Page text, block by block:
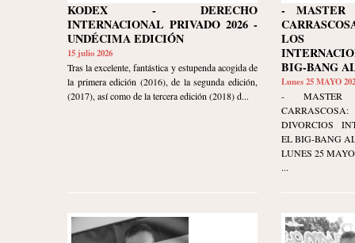
KODEX - DERECHO
INTERNACIONAL PRIVADO 2026 -
UNDÉCIMA EDICIÓN
15 julio 2026
Tras la excelente, fantástica y estupenda acogida de
la primera edición (2016), de la segunda edición,
(2017), así como de la tercera edición (2018) d...
- MASTER
LOS
BIG-BANG
Lunes 25 MAYO
- MASTER
DIVORCIOS
EL BIG-BANG
LUNES 25 MAYO
...